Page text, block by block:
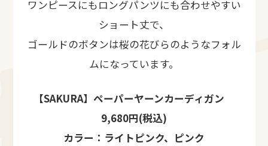
ワンピースにもロングパンツにも合わせやすい
ショート丈で、
ゴールドのボタンは桜の花びらのようなフォル
ムになっています。
【SAKURA】ペーパーヤーンカーディガン
9,680円(税込)
カラー：ライトピンク、ピンク